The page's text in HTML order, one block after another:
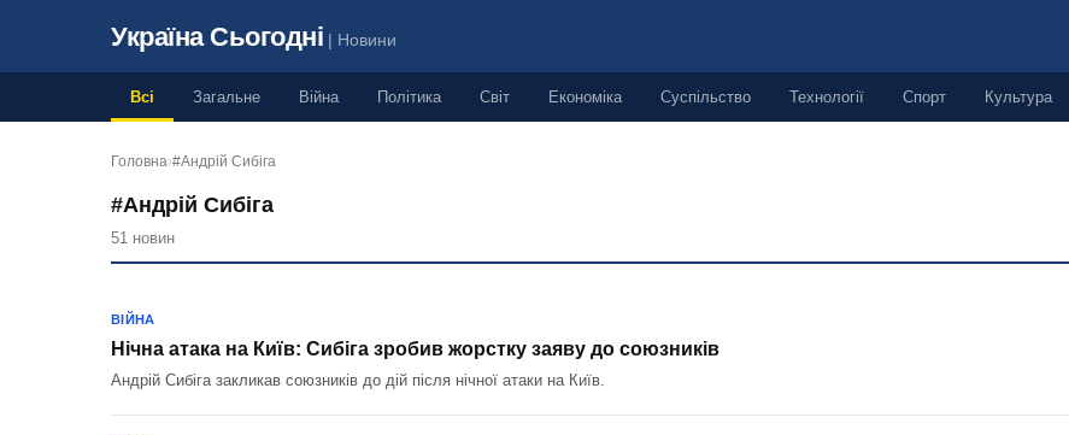
Україна Сьогодні | Новини
Всі Загальне Війна Політика Світ Економіка Суспільство Технології Спорт Культура
Головна›#Андрій Сибіга
#Андрій Сибіга
51 новин
ВІЙНА
Нічна атака на Київ: Сибіга зробив жорстку заяву до союзників
Андрій Сибіга закликав союзників до дій після нічної атаки на Київ.